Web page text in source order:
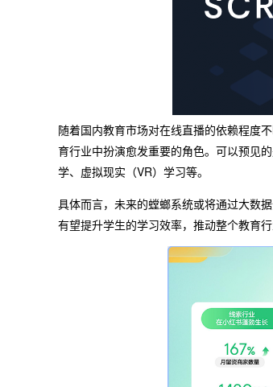
随着国内教育市场对在线直播的依赖程度
育行业中扮演愈发重要的角色。可以预见
学、虚拟现实（VR）学习等。
具体而言，未来的螳螂系统或将通过大数
有望提升学生的学习效率，推动整个教育